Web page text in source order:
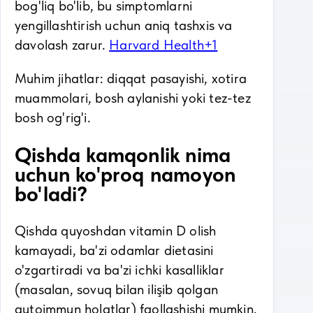
bog'liq bo'lib, bu simptomlarni
yengillashtirish uchun aniq tashxis va
davolash zarur. Harvard Health+1
Muhim jihatlar: diqqat pasayishi, xotira
muammolari, bosh aylanishi yoki tez-tez
bosh og'rig'i.
Qishda kamqonlik nima
uchun ko'proq namoyon
bo'ladi?
Qishda quyoshdan vitamin D olish
kamayadi, ba'zi odamlar dietasini
o'zgartiradi va ba'zi ichki kasalliklar
(masalan, sovuq bilan ilişib qolgan
autoimmun holatlar) faollashishi mumkin.